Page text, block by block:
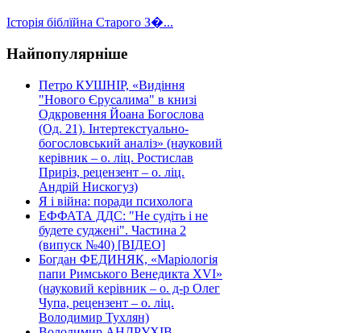
Історія біблїйна Старого З�...
Найпопулярніше
Петро КУШНІР, «Видіння
"Нового Єрусалима" в книзі
Одкровення Йоана Богослова
(Од. 21). Інтертекстуально-
богословський аналіз» (науковий
керівник – о. ліц. Ростислав
Приріз, рецензент – о. ліц.
Андрій Нискогуз)
Я і війна: поради психолога
ЕФФАТА ДДС: "Не судіть і не
будете суджені". Частина 2
(випуск №40) [ВІДЕО]
Богдан ФЕДИНЯК, «Маріологія
папи Римського Венедикта XVI»
(науковий керівник – о. д-р Олег
Чупа, рецензент – о. ліц.
Володимир Тухлян)